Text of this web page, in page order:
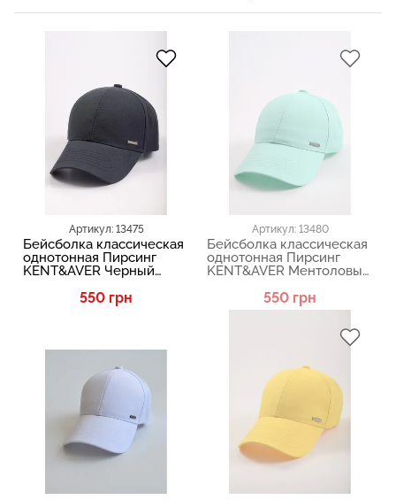
Артикул: 13475
Бейсболка классическая
однотонная Пирсинг
KENT&AVER Черный
550 грн
Артикул: 13480
Бейсболка классическая
однотонная Пирсинг
KENT&AVER Ментоловый
550 грн